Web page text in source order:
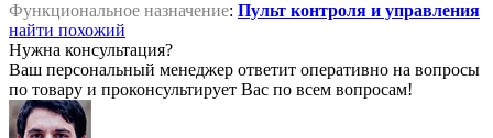
Функциональное назначение: Пульт контроля и управления
найти похожий
Нужна консультация?
Ваш персональный менеджер ответит оперативно на вопросы
по товару и проконсультирует Вас по всем вопросам!